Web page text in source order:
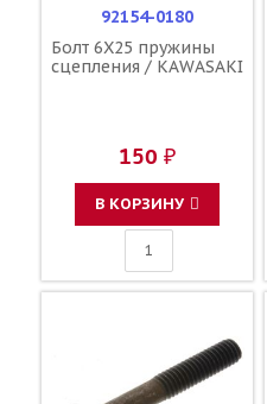
92154-0180
Болт 6X25 пружины
сцепления / KAWASAKI
150 ₽
В КОРЗИНУ